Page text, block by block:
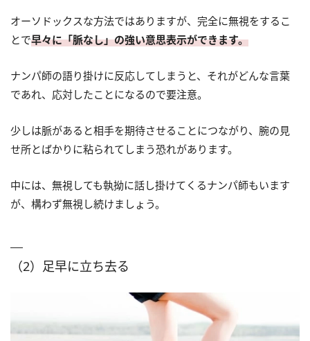
オーソドックスな方法ではありますが、完全に無視をするこ
とで早々に「脈なし」の強い意思表示ができます。
ナンパ師の語り掛けに反応してしまうと、それがどんな言葉
であれ、応対したことになるので要注意。
少しは脈があると相手を期待させることにつながり、腕の見
せ所とばかりに粘られてしまう恐れがあります。
中には、無視しても執拗に話し掛けてくるナンパ師もいます
が、構わず無視し続けましょう。
（2）足早に立ち去る